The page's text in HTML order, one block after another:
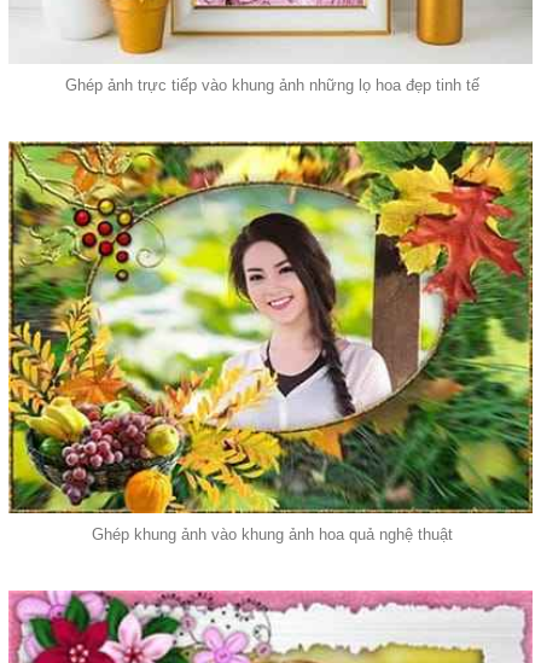
Ghép ảnh trực tiếp vào khung ảnh những lọ hoa đẹp tinh tế
Ghép khung ảnh vào khung ảnh hoa quả nghệ thuật